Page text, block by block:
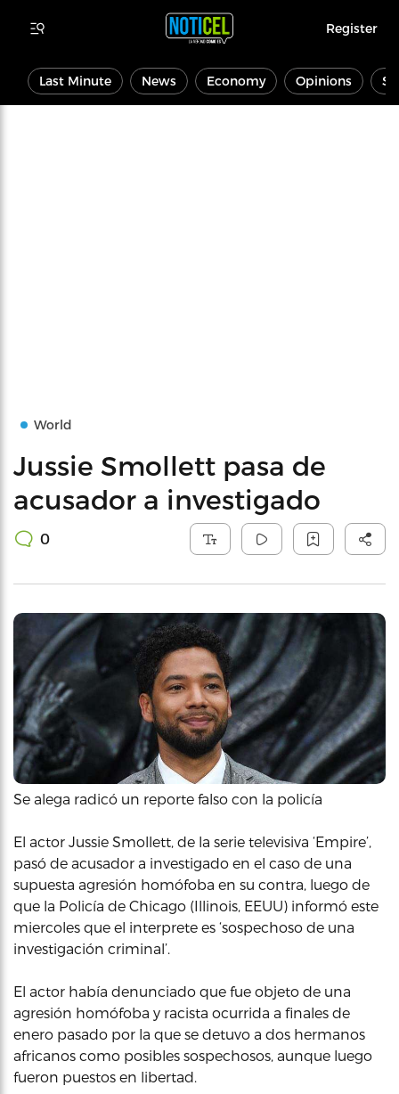
Register
Last Minute News Economy Opinions
World
Jussie Smollett pasa de
acusador a investigado
0
Se alega radicó un reporte falso con la policía
El actor Jussie Smollett, de la serie televisiva ‘Empire’,
pasó de acusador a investigado en el caso de una
supuesta agresión homófoba en su contra, luego de
que la Policía de Chicago (Illinois, EEUU) informó este
miercoles que el interprete es ‘sospechoso de una
investigación criminal’.
El actor había denunciado que fue objeto de una
agresión homófoba y racista ocurrida a finales de
enero pasado por la que se detuvo a dos hermanos
africanos como posibles sospechosos, aunque luego
fueron puestos en libertad.